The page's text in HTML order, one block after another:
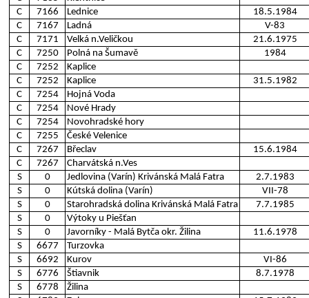
C
7166 Lednice
18.5.1984
C
7167 Ladná
V-83
C
7171 Velká n.Veličkou
21.6.1975
C
7250 Polná na Šumavě
1984
C
7252
Kaplice
C
7252 Kaplice
31.5.1982
C
7254
Hojná Voda
C
7254
Nové Hrady
C
7254
Novohradské hory
C
7255
České Velenice
C
7267 Břeclav
15.6.1984
C
7267
Charvátská n.Ves
S
0 Jedlovina (Varín) Krivánská Malá Fatra
2.7.1983
S
0 Kútská dolina (Varín)
VII-78
S
0 Starohradská dolina Krivánská Malá Fatra
7.7.1985
S
0
Výtoky u Piešťan
S
0 Javorníky - Malá Bytča okr. Žilina
11.6.1978
S
6677
Turzovka
S
6692 Kurov
VI-86
S
6776 Štiavnik
8.7.1978
S
6778
Žilina